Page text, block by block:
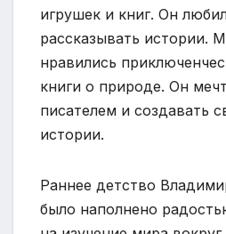
игрушек и книг. Он
рассказывать истории.
нравились
книги о природе. Он
писателем и создавать
истории.
Раннее детство
было наполнено